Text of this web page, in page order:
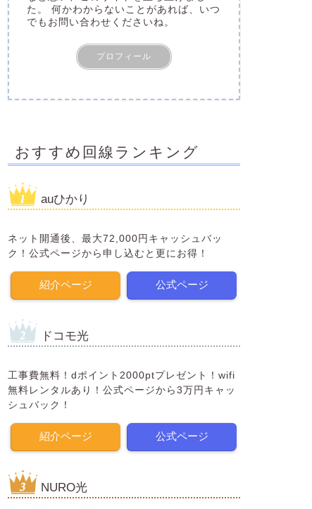
た。 何かわからないことがあれば、いつ
でもお問い合わせくださいね。
プロフィール
おすすめ回線ランキング
auひかり
ネット開通後、最大72,000円キャッシュバッ
ク！公式ページから申し込むと更にお得！
紹介ページ 公式ページ
ドコモ光
工事費無料！dポイント2000ptプレゼント！wifi
無料レンタルあり！公式ページから3万円キャッ
シュバック！
紹介ページ 公式ページ
NURO光